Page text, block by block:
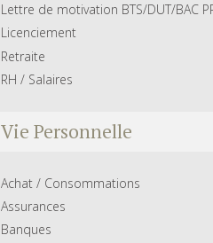
Lettre de motivation BTS/DUT/BAC
Licenciement
Retraite
RH / Salaires
Vie Personnelle
Achat / Consommations
Assurances
Banques